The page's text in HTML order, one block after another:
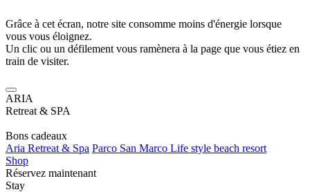
Grâce à cet écran, notre site consomme moins d'énergie lorsque
vous vous éloignez.
Un clic ou un défilement vous ramènera à la page que vous étiez en
train de visiter.
ARIA
Retreat & SPA
Bons cadeaux
Aria Retreat & Spa Parco San Marco Life style beach resort
Shop
Réservez maintenant
Stay